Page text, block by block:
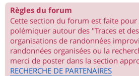
Règles du forum
Cette section du forum est faite
polémiquer autour des "Traces et
organisations de randonnées
randonnées organisées ou la
merci de poster dans la section
RECHERCHE DE PARTENAIRES